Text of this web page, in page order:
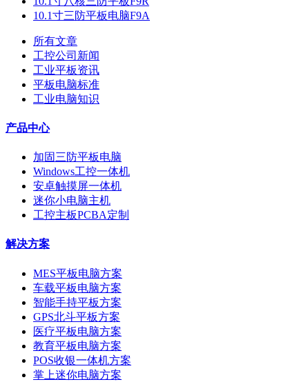
10.1寸三防平板电脑F9A
所有文章
工控公司新闻
工业平板资讯
平板电脑标准
工业电脑知识
产品中心
加固三防平板电脑
Windows工控一体机
安卓触摸屏一体机
迷你小电脑主机
工控主板PCBA定制
解决方案
MES平板电脑方案
车载平板电脑方案
智能手持平板方案
GPS北斗平板方案
医疗平板电脑方案
教育平板电脑方案
POS收银一体机方案
掌上迷你电脑方案